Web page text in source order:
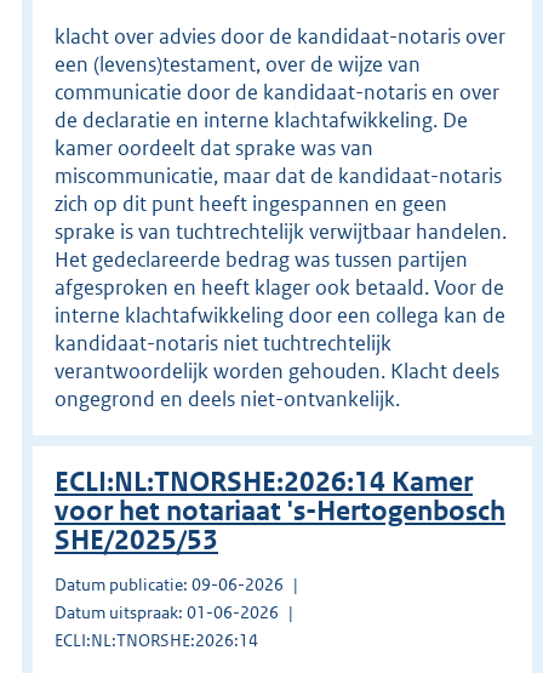
klacht over advies door de kandidaat-notaris over
een (levens)testament, over de wijze van
communicatie door de kandidaat-notaris en over
de declaratie en interne klachtafwikkeling. De
kamer oordeelt dat sprake was van
miscommunicatie, maar dat de kandidaat-notaris
zich op dit punt heeft ingespannen en geen
sprake is van tuchtrechtelijk verwijtbaar handelen.
Het gedeclareerde bedrag was tussen partijen
afgesproken en heeft klager ook betaald. Voor de
interne klachtafwikkeling door een collega kan de
kandidaat-notaris niet tuchtrechtelijk
verantwoordelijk worden gehouden. Klacht deels
ongegrond en deels niet-ontvankelijk.
ECLI:NL:TNORSHE:2026:14 Kamer
voor het notariaat 's-Hertogenbosch
SHE/2025/53
Datum publicatie: 09-06-2026
Datum uitspraak: 01-06-2026
ECLI:NL:TNORSHE:2026:14